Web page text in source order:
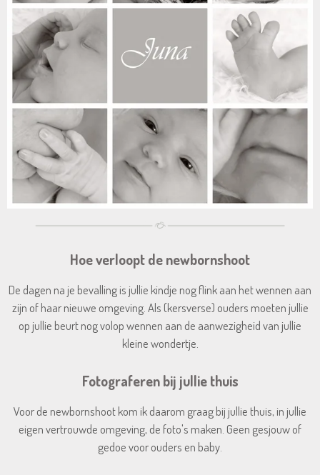
Hoe verloopt de newbornshoot
De dagen na je bevalling is jullie kindje nog flink aan het wennen aan
zijn of haar nieuwe omgeving. Als (kersverse) ouders moeten jullie
op jullie beurt nog volop wennen aan de aanwezigheid van jullie
kleine wondertje.
Fotograferen bij jullie thuis
Voor de newbornshoot kom ik daarom graag bij jullie thuis, in jullie
eigen vertrouwde omgeving, de foto's maken. Geen gesjouw of
gedoe voor ouders en baby.